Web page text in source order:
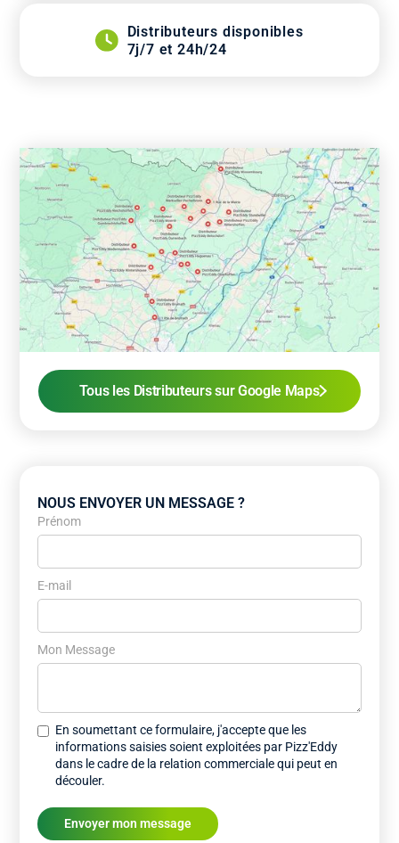
Distributeurs disponibles
7j/7 et 24h/24
Tous les Distributeurs sur Google Maps
NOUS ENVOYER UN MESSAGE ?
Prénom
E-mail
Mon Message
En soumettant ce formulaire, j'accepte que les
informations saisies soient exploitées par Pizz'Eddy
dans le cadre de la relation commerciale qui peut en
découler.